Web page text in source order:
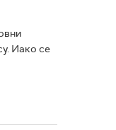
Иако се